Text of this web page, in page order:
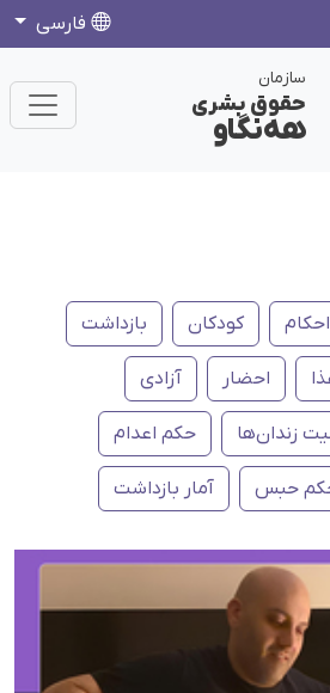
فارسی
سازمان
حقوق بشری
هەنگاو
احکام کودکان بازداشت
احضار آزادی
زندان‌ها حکم اعدام
حکم حبس آمار بازداشت